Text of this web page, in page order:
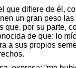
que difiere de él,
un gran peso
por su parte,
de que: lo
a sus propios